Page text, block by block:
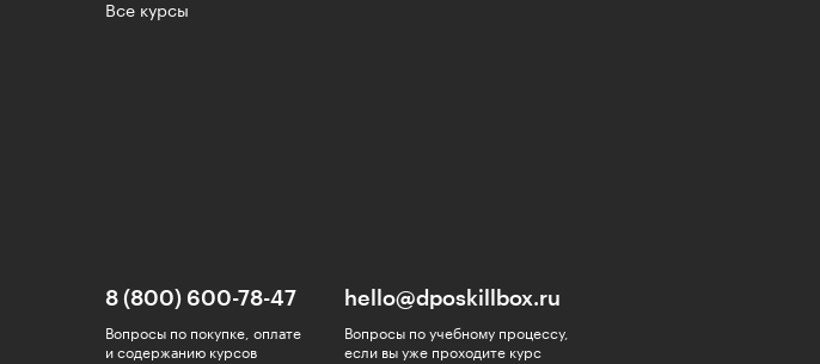
Все курсы
8 (800) 600-78-47
Вопросы по покупке, оплате
и содержанию курсов
hello@dposkillbox.ru
Вопросы по учебному процессу,
если вы уже проходите курс